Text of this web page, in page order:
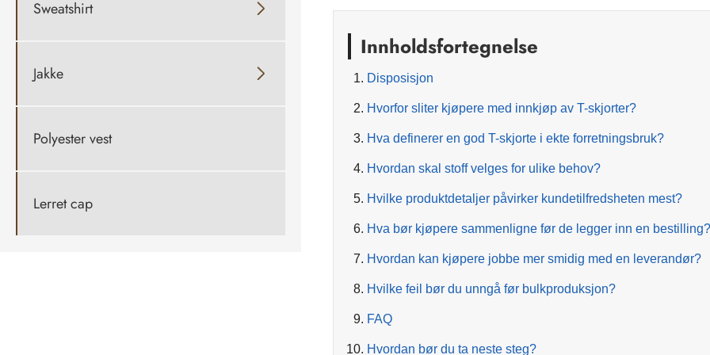
Sweatshirt 
Jakke 
Polyester vest
Lerret cap
Innholdsfortegnelse
Disposisjon
Hvorfor sliter kjøpere med innkjøp av T-skjorter?
Hva definerer en god T-skjorte i ekte forretningsbruk?
Hvordan skal stoff velges for ulike behov?
Hvilke produktdetaljer påvirker kundetilfredsheten mest?
Hva bør kjøpere sammenligne før de legger inn en bestilling?
Hvordan kan kjøpere jobbe mer smidig med en leverandør?
Hvilke feil bør du unngå før bulkproduksjon?
FAQ
Hvordan bør du ta neste steg?